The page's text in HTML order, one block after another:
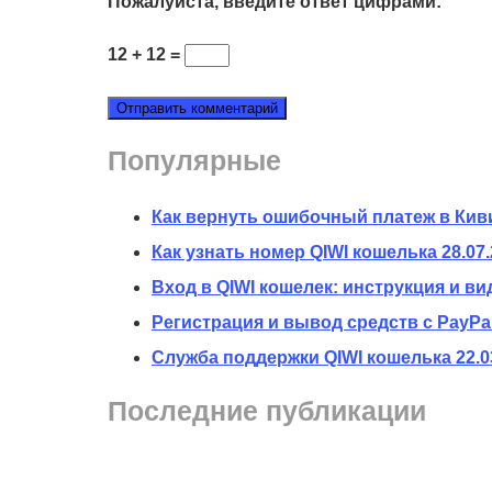
12 + 12 =
Популярные
Как вернуть ошибочный платеж в
Как узнать номер QIWI кошелька
Вход в QIWI кошелек: инструкция и
Регистрация и вывод средств с
Служба поддержки QIWI кошелька
Последние публикации